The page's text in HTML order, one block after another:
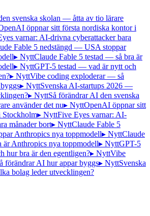
svenska skolan — åtta av tio lärare
öppnar sitt första nordiska kontor i
varnar: AI-drivna cyberattacker bara
Fable 5 nedstängd — USA stoppar
▸ NyttClaude Fable 5 testad — så bra är
▸ NyttGPT-5 testad — vad är nytt och
▸ NyttVibe coding exploderar — så
▸ NyttSvenska AI-startups 2026 —
▸ NyttSå förändrar AI den svenska
använder det nu▸ NyttOpenAI öppnar sitt
Stockholm▸ NyttFive Eyes varnar: AI-
månader bort▸ NyttClaude Fable 5
Anthropics nya toppmodell▸ NyttClaude
är Anthropics nya toppmodell▸ NyttGPT-5
hur bra är den egentligen?▸ NyttVibe
förändrar AI hur appar byggs▸ NyttSvenska
bolag leder utvecklingen?